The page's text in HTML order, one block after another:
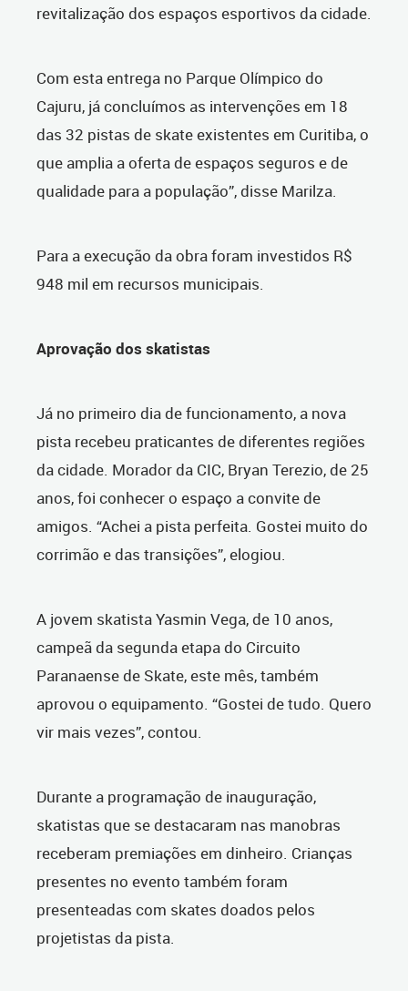
revitalização dos espaços esportivos da cidade.
Com esta entrega no Parque Olímpico do
Cajuru, já concluímos as intervenções em 18
das 32 pistas de skate existentes em Curitiba, o
que amplia a oferta de espaços seguros e de
qualidade para a população”, disse Marilza.
Para a execução da obra foram investidos R$
948 mil em recursos municipais.
Aprovação dos skatistas
Já no primeiro dia de funcionamento, a nova
pista recebeu praticantes de diferentes regiões
da cidade. Morador da CIC, Bryan Terezio, de 25
anos, foi conhecer o espaço a convite de
amigos. “Achei a pista perfeita. Gostei muito do
corrimão e das transições”, elogiou.
A jovem skatista Yasmin Vega, de 10 anos,
campeã da segunda etapa do Circuito
Paranaense de Skate, este mês, também
aprovou o equipamento. “Gostei de tudo. Quero
vir mais vezes”, contou.
Durante a programação de inauguração,
skatistas que se destacaram nas manobras
receberam premiações em dinheiro. Crianças
presentes no evento também foram
presenteadas com skates doados pelos
projetistas da pista.